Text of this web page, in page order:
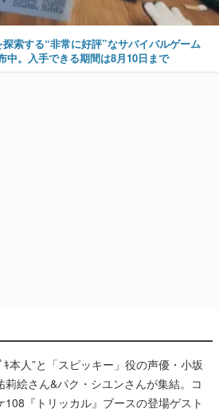
索する“非常に好評”なサバイバルゲーム
中。入手できる期間は8月10日まで
ｷ本人”と「スピッキー」役の声優・小坂
莉絵さん&パク・シユンさんが集結。コ
108『トリッカル』ブースの登場ゲスト